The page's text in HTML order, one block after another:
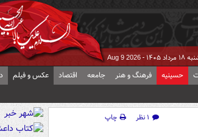
۱۴۰۵ - Aug 9 2026
حسینیه فرهنگ و هنر جامعه اقتصاد عکس و فیلم
۱ نظر
چاپ